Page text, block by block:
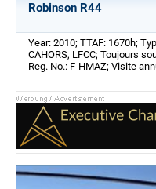
Robinson R44
Year: 2010; TTAF: 1670h;
CAHORS, LFCC; Toujours
Reg. No.: F-HMAZ; Visite